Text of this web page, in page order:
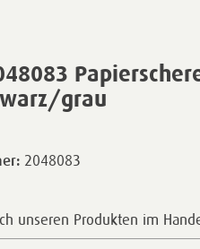
grau
2048083
unseren Produkten im